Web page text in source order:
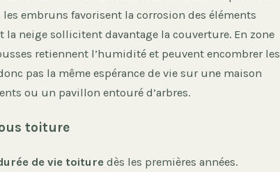
les embruns favorisent la corrosion des éléments
la neige sollicitent davantage la couverture. En zone
retiennent l’humidité et peuvent encombrer les
pas la même espérance de vie sur une maison
ou un pavillon entouré d’arbres.
toiture
de vie toiture dès les premières années.